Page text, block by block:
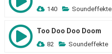
140 Soundeffekte
Too Doo Doo Doom
82 Soundeffekte